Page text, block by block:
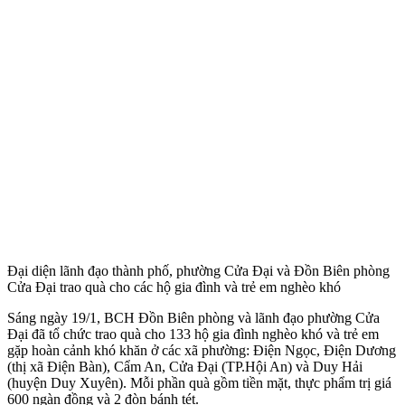
Đại diện lãnh đạo thành phố, phường Cửa Đại và Đồn Biên phòng
Cửa Đại trao quà cho các hộ gia đình và trẻ em nghèo khó
Sáng ngày 19/1, BCH Đồn Biên phòng và lãnh đạo phường Cửa
Đại đã tổ chức trao quà cho 133 hộ gia đình nghèo khó và trẻ em
gặp hoàn cảnh khó khăn ở các xã phường: Điện Ngọc, Điện Dương
(thị xã Điện Bàn), Cẩm An, Cửa Đại (TP.Hội An) và Duy Hải
(huyện Duy Xuyên). Mỗi phần quà gồm tiền mặt, thực phẩm trị giá
600 ngàn đồng và 2 đòn bánh tét.